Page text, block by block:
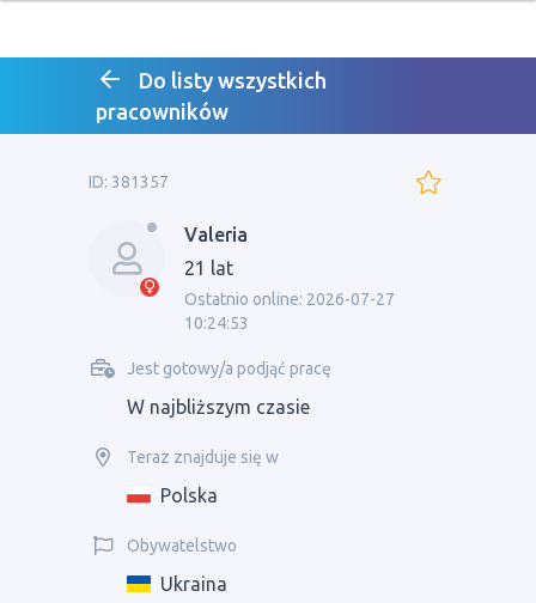
Do listy wszystkich
pracowników
ID: 381357
Valeria
21 lat
Ostatnio online: 2026-07-27
10:24:53
Jest gotowy/a podjąć pracę
W najbliższym czasie
Teraz znajduje się w
Polska
Obywatelstwo
Ukraina